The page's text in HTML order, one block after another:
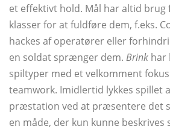
et effektivt hold. Mål har altid brug
klasser for at fuldføre dem, f.eks.
hackes af operatører eller
en soldat sprænger dem. Brink har
spiltyper med et velkomment
teamwork. Imidlertid lykkes spillet
præstation ved at præsentere det
en måde, der kun kunne beskrives